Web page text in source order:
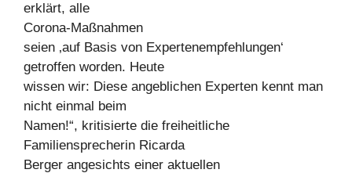
erklärt, alle
Corona-Maßnahmen
seien ‚auf Basis von Expertenempfehlungen‘
getroffen worden. Heute
wissen wir: Diese angeblichen Experten kennt man
nicht einmal beim
Namen!“, kritisierte die freiheitliche
Familiensprecherin Ricarda
Berger angesichts einer aktuellen